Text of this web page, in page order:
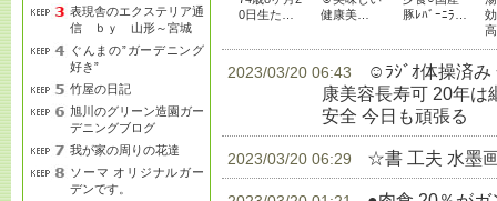
表現舎のエクステリア通
信 ｂｙ 山形～宮城
ぐんまの”ガーデニング
好き”
竹屋の日記
旭川のグリーン造園ガー
デニングブログ
我が家の周りの花達
ソーマ オリジナルガー
デンです。
0日生た…
健康美…
豚ﾚﾊﾞｰﾆﾗ…
2023/03/20 06:43
☺ﾗｼﾞｵ体操済み
康美容長寿可 20年は
安全 今日も頑張る
2023/03/20 06:29 ☆書 工夫 水墨